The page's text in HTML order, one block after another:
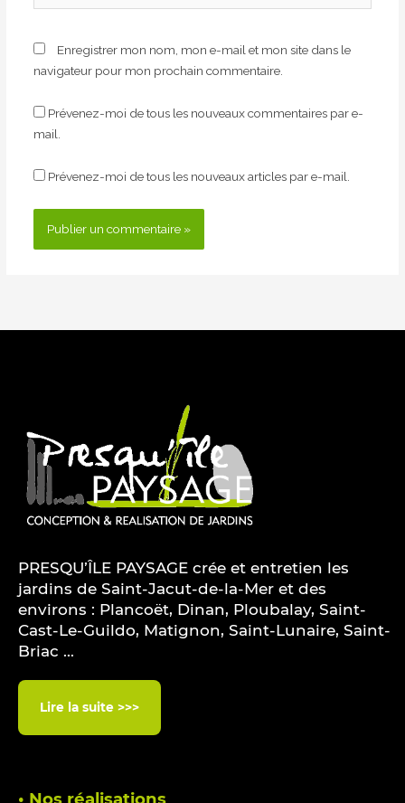
Enregistrer mon nom, mon e-mail et mon site dans le
navigateur pour mon prochain commentaire.
Prévenez-moi de tous les nouveaux commentaires par e-
mail.
Prévenez-moi de tous les nouveaux articles par e-mail.
PRESQU’ÎLE PAYSAGE crée et entretien les
jardins de Saint-Jacut-de-la-Mer et des
environs : Plancoët, Dinan, Ploubalay, Saint-
Cast-Le-Guildo, Matignon, Saint-Lunaire, Saint-
Briac ...
Lire la suite >>>